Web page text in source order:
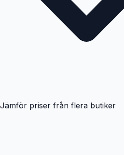
Jämför priser från flera butiker